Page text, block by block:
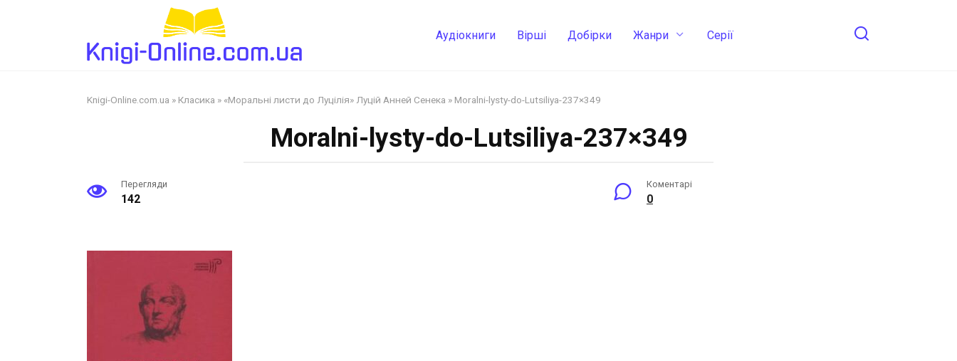
Аудіокниги Вірші Добірки Жанри Cерії
Knigi-Online.com.ua » Класика » «Моральні листи до Луцілія» Луцій Анней Сенека » Moralni-lysty-do-Lutsiliya-237×349
Moralni-lysty-do-Lutsiliya-237×349
Перегляди
142
Коментарі
0